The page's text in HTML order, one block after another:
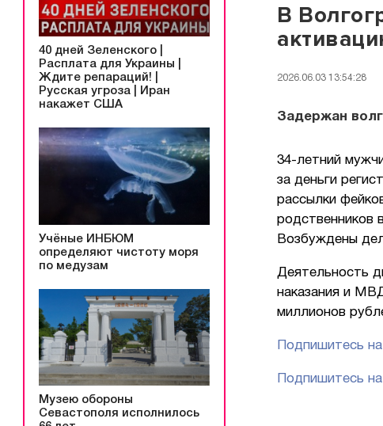
40 дней Зеленского |
Расплата для Украины |
Ждите репараций! |
Русская угроза | Иран
накажет США
Учёные ИНБЮМ
определяют чистоту моря
по медузам
Музею обороны
Севастополя исполнилось
В
2026.06.03 13:54:28
Задержан
34-летний
за деньги
рассылки
родственников
Возбуждены
Деятельность
наказания и
миллионов
Подпишитесь
Подпишитесь